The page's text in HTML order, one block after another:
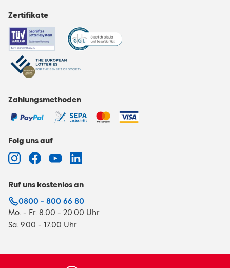
Zertifikate
Zahlungsmethoden
Folg uns auf
Ruf uns kostenlos an
0800 - 800 66 80
Mo. - Fr. 8.00 - 20.00 Uhr
Sa. 9.00 - 17.00 Uhr